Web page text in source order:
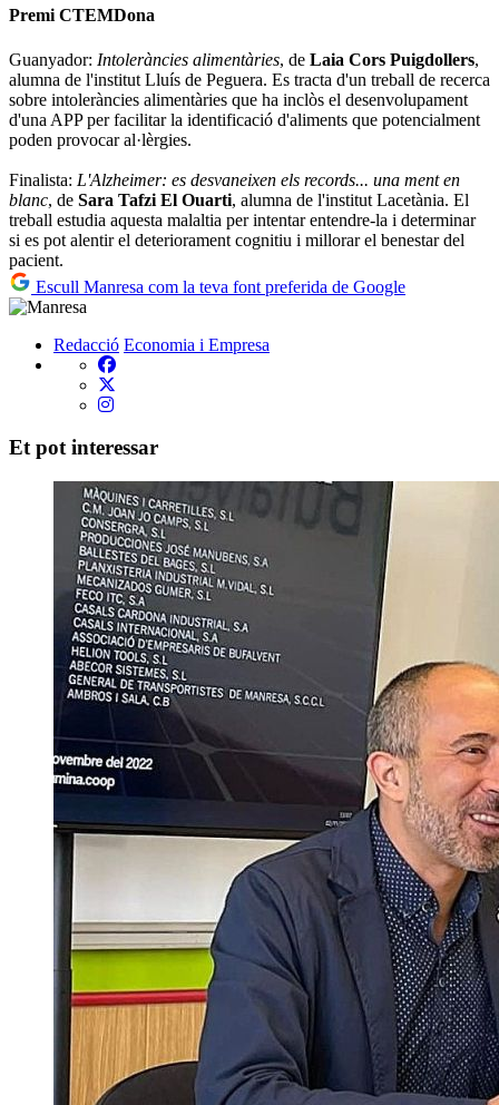
Premi CTEMDona
Guanyador: Intoleràncies alimentàries, de Laia Cors Puigdollers,
alumna de l'institut Lluís de Peguera. Es tracta d'un treball de recerca
sobre intoleràncies alimentàries que ha inclòs el desenvolupament
d'una APP per facilitar la identificació d'aliments que potencialment
poden provocar al·lèrgies.
Finalista: L'Alzheimer: es desvaneixen els records... una ment en
blanc, de Sara Tafzi El Ouarti, alumna de l'institut Lacetània. El
treball estudia aquesta malaltia per intentar entendre-la i determinar
si es pot alentir el deteriorament cognitiu i millorar el benestar del
pacient.
Escull Manresa com la teva font preferida de Google
Redacció Economia i Empresa
Et pot interessar